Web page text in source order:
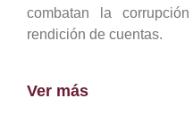
combatan la
rendición de cuentas.
Ver más